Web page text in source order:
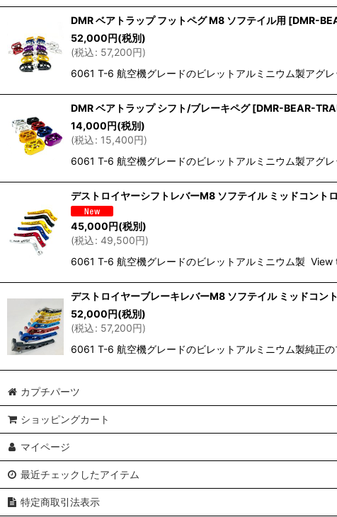
DMR ベアトラップ フットペグ M8 ソフテイル用 [DMR-
52,000円(税別)
(税込: 57,200円)
6061 T-6 航空機グレードのビレットアルミニウム製アグ
DMR ベアトラップ シフト/ブレーキペグ [DMR-BEAR-
14,000円(税別)
(税込: 15,400円)
6061 T-6 航空機グレードのビレットアルミニウム製アグ
デストロイヤーシフトレバーM8 ソフテイル ミッドコント
45,000円(税別)
(税込: 49,500円)
6061 T-6 航空機グレードのビレットアルミニウム製
デストロイヤーブレーキレバーM8 ソフテイル ミッドコン
52,000円(税別)
(税込: 57,200円)
6061 T-6 航空機グレードのビレットアルミニウム製純正
カプチパーツ
ショッピングカート
マイページ
最近チェックしたアイテム
特定商取引法表示